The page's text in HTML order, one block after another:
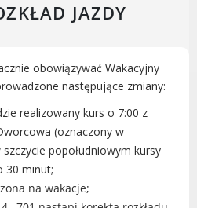
Luboń
ul. Rzecznej w
LUBOŃ
Aktualne informacje
JAZDY
obowiązywać Wakacyjny
następujące zmiany:
realizowany kurs o 7:00 z
(oznaczony w
szczycie popołudniowym kursy
30 minut;
na wakacje;